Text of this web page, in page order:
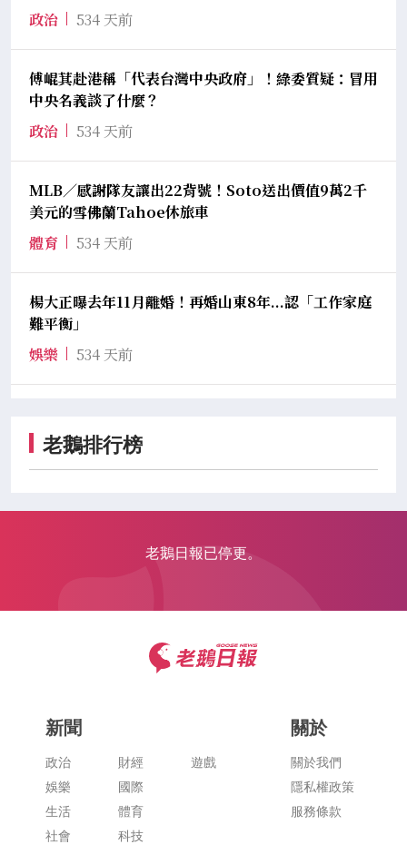
政治
534 天前
傅崐萁赴港稱「代表台灣中央政府」！綠委質疑：冒用
中央名義談了什麼？
政治
534 天前
MLB／感謝隊友讓出22背號！Soto送出價值9萬2千
美元的雪佛蘭Tahoe休旅車
體育
534 天前
楊大正曝去年11月離婚！再婚山東8年...認「工作家庭
難平衡」
娛樂
534 天前
老鵝排行榜
老鵝日報已停更。
新聞
政治
娛樂
生活
社會
財經
國際
體育
科技
遊戲
關於
關於我們
隱私權政策
服務條款